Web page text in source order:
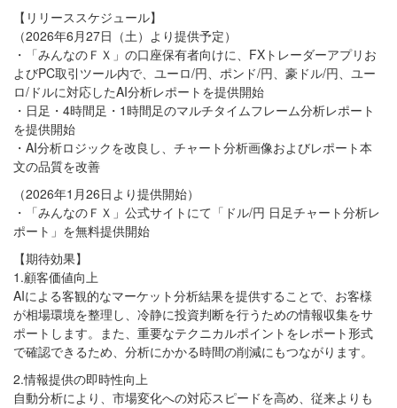
【リリーススケジュール】
（2026年6月27日（土）より提供予定）
・「みんなのＦＸ」の口座保有者向けに、FXトレーダーアプリお
よびPC取引ツール内で、ユーロ/円、ポンド/円、豪ドル/円、ユー
ロ/ドルに対応したAI分析レポートを提供開始
・日足・4時間足・1時間足のマルチタイムフレーム分析レポート
を提供開始
・AI分析ロジックを改良し、チャート分析画像およびレポート本
文の品質を改善
（2026年1月26日より提供開始）
・「みんなのＦＸ」公式サイトにて「ドル/円 日足チャート分析レ
ポート」を無料提供開始
【期待効果】
1.顧客価値向上
AIによる客観的なマーケット分析結果を提供することで、お客様
が相場環境を整理し、冷静に投資判断を行うための情報収集をサ
ポートします。また、重要なテクニカルポイントをレポート形式
で確認できるため、分析にかかる時間の削減にもつながります。
2.情報提供の即時性向上
自動分析により、市場変化への対応スピードを高め、従来よりも